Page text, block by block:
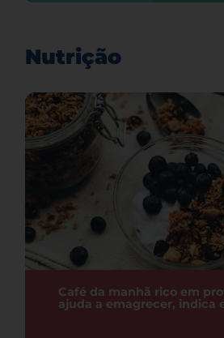
Nutrição
Café da manhã rico em
ajuda a emagrecer, indica